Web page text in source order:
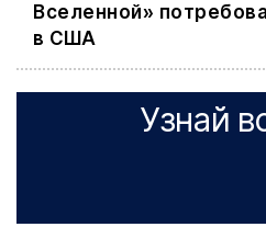
Вселенной»
в США
Узнай